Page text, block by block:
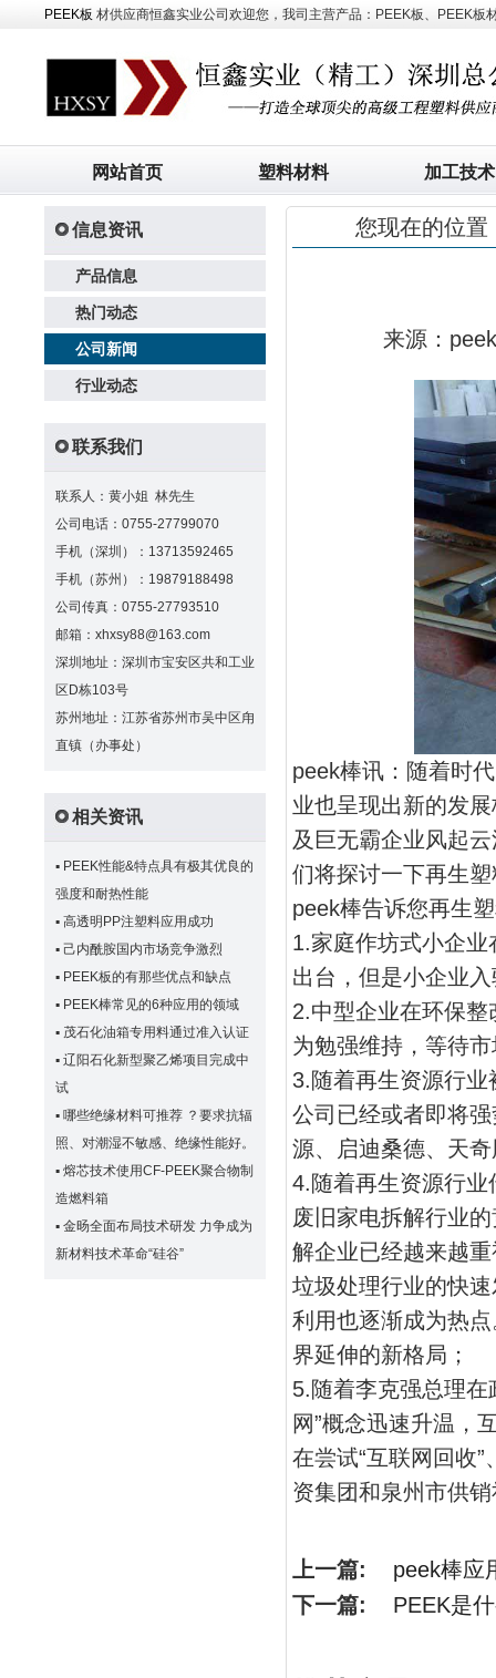
PEEK板 材供应商恒鑫实业公司欢迎您，我司主营产品：PEEK板、PEEK板
网站首页 塑料材料 加工技术
信息资讯
产品信息
热门动态
公司新闻
行业动态
联系我们
联系人：黄小姐 林先生
公司电话：0755-27799070
手机（深圳）：13713592465
手机（苏州）：19879188498
公司传真：0755-27793510
邮箱：xhxsy88@163.com
深圳地址：深圳市宝安区共和工业
区D栋103号
苏州地址：江苏省苏州市吴中区甪
直镇（办事处）
相关资讯
▪ PEEK性能&特点具有极其优良的
强度和耐热性能
▪ 高透明PP注塑料应用成功
▪ 己内酰胺国内市场竞争激烈
▪ PEEK板的有那些优点和缺点
▪ PEEK棒常见的6种应用的领域
▪ 茂石化油箱专用料通过准入认证
▪ 辽阳石化新型聚乙烯项目完成中
试
▪ 哪些绝缘材料可推荐 ？要求抗辐
照、对潮湿不敏感、绝缘性能好。
▪ 熔芯技术使用CF-PEEK聚合物制
造燃料箱
▪ 金旸全面布局技术研发 力争成为
新材料技术革命“硅谷”
您现在的位置
来源：
peek棒讯：随着时
业也呈现出新的发
及巨无霸企业风起
们将探讨一下再生
peek棒告诉您再生
1.家庭作坊式小企业
出台，但是小企业
2.中型企业在环保
为勉强维持，等待
3.随着再生资源行
公司已经或者即将
源、启迪桑德、天
4.随着再生资源行
废旧家电拆解行业
解企业已经越来越
垃圾处理行业的快
利用也逐渐成为热
界延伸的新格局；
5.随着李克强总理在
网”概念迅速升温，
在尝试“互联网回收
资集团和泉州市供
上一篇: peek棒应
下一篇: PEEK是